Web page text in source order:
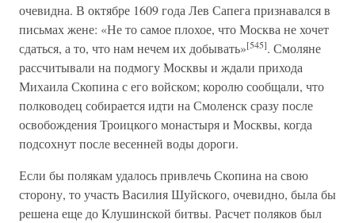
очевидна. В октябре 1609 года Лев Сапега признавался в
письмах жене: «Не то самое плохое, что Москва не хочет
сдаться, а то, что нам нечем их добывать»[545]. Смоляне
рассчитывали на подмогу Москвы и ждали прихода
Михаила Скопина с его войском; королю сообщали, что
полководец собирается идти на Смоленск сразу после
освобождения Троицкого монастыря и Москвы, когда
подсохнут после весенней воды дороги.
Если бы полякам удалось привлечь Скопина на свою
сторону, то участь Василия Шуйского, очевидно, была бы
решена еще до Клушинской битвы. Расчет поляков был